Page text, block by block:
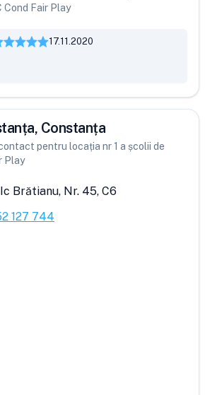
Cond Fair Play
17.11.2020
Constanța
pentru locația nr 1 a școlii de
Play
Brătianu, Nr. 45, C6
127 744